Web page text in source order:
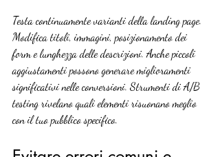
Testa continuamente varianti della landing page.
Modifica titoli, immagini, posizionamento dei
form e lunghezza delle descrizioni. Anche piccoli
aggiustamenti possono generare miglioramenti
significativi nelle conversioni. Strumenti di A/B
testing rivelano quali elementi risuonano meglio
con il tuo pubblico specifico.